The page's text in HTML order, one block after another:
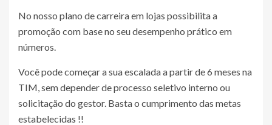
No nosso plano de carreira em lojas possibilita a
promoção com base no seu desempenho prático em
números.
Você pode começar a sua escalada a partir de 6 meses na
TIM, sem depender de processo seletivo interno ou
solicitação do gestor. Basta o cumprimento das metas
estabelecidas !!